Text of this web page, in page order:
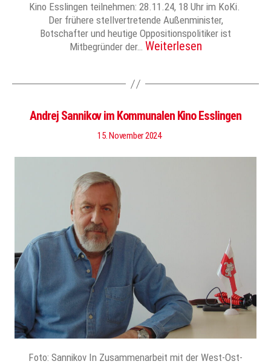
Kino Esslingen teilnehmen: 28.11.24, 18 Uhr im KoKi.
Der frühere stellvertretende Außenminister,
Botschafter und heutige Oppositionspolitiker ist
Mitbegründer der… Weiterlesen
Andrej Sannikov im Kommunalen Kino Esslingen
15. November 2024
Foto: Sannikov In Zusammenarbeit mit der West-Ost-